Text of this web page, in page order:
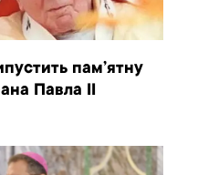
пам’ятну
Павла II